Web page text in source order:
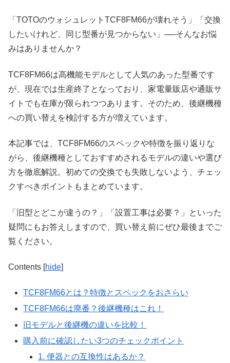
「TOTOのウォシュレットTCF8FM66が壊れそう」「交換
したいけれど、同じ型番が見つからない」──そんなお悩
みはありませんか？
TCF8FM66は高機能モデルとして人気のあった型番です
が、現在では生産終了となっており、家電量販店や通販サ
イトでも在庫が限られつつあります。そのため、後継機種
への買い替えを検討する方が増えています。
本記事では、TCF8FM66のスペックや特徴を振り返りな
がら、後継機種としておすすめされるモデルの違いや選び
方を徹底解説。初めての交換でも失敗しないよう、チェッ
クすべきポイントもまとめています。
「旧型とどこが違うの？」「設置工事は必要？」といった
疑問にもお答えしますので、買い替え前にぜひ最後までご
覧ください。
Contents [hide]
TCF8FM66とは？特徴とスペックをおさらい
TCF8FM66は廃番？後継機種はこれ！
旧モデルと後継機の違いを比較！
購入前に確認したい3つのチェックポイント
1. 便器との互換性はあるか？